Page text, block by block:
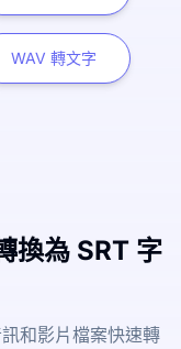
WAV 轉文字
換為 SRT 字
和影片檔案快速轉